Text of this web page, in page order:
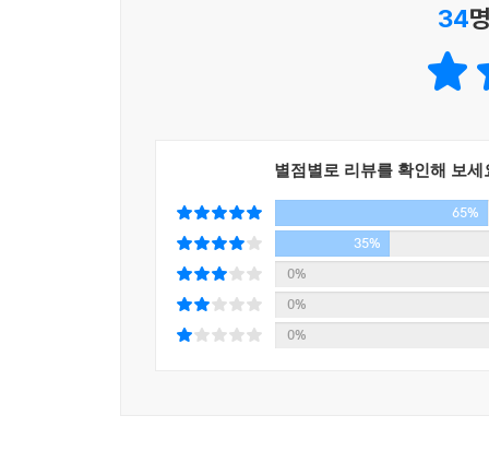
34
별점별로 리뷰를 확인해 보세
65%
35%
0%
0%
0%